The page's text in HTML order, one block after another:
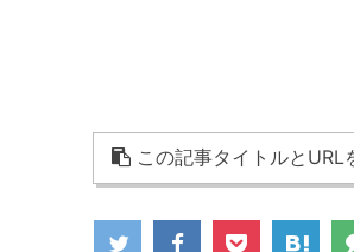
この記事タイトルとURL